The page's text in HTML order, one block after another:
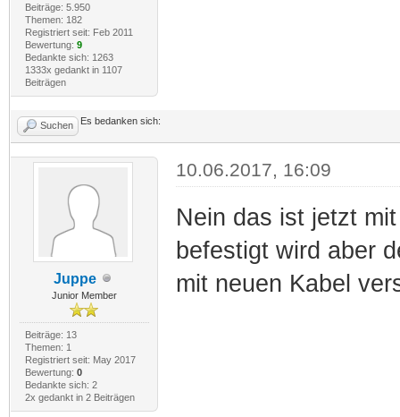
Beiträge: 5.950
Themen: 182
Registriert seit: Feb 2011
Bewertung: 9
Bedankte sich: 1263
1333x gedankt in 1107
Beiträgen
Suchen Es bedanken sich:
Juppe
Junior Member
Beiträge: 13
Themen: 1
Registriert seit: May 2017
Bewertung: 0
Bedankte sich: 2
2x gedankt in 2 Beiträgen
10.06.2017, 16:09
Nein das ist jetzt
befestigt wird aber
mit neuen Kabel